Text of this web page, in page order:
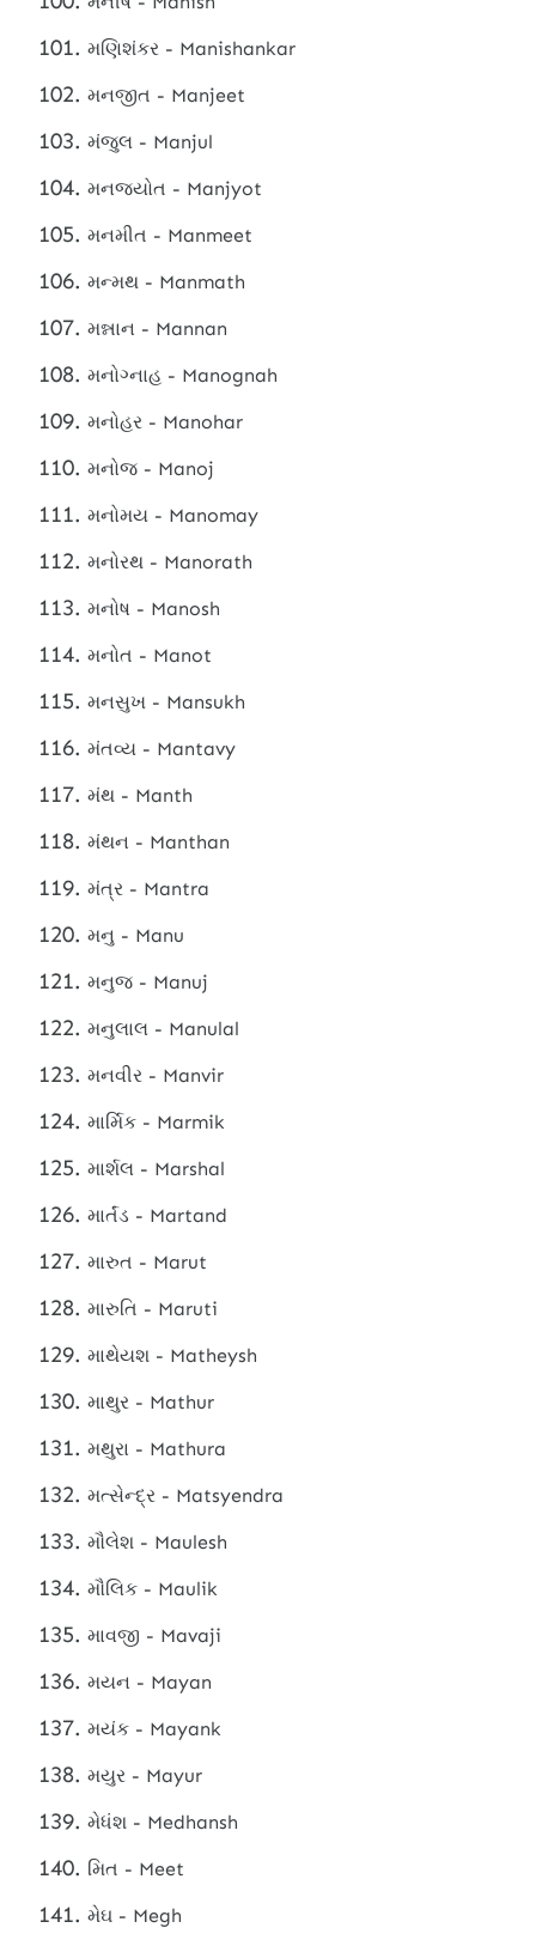
મણિશંકર - Manishankar
મનજીત - Manjeet
મંજુલ - Manjul
મનજ્યોત - Manjyot
મનમીત - Manmeet
મન્મથ - Manmath
મન્નાન - Mannan
મનોગ્નાહ - Manognah
મનોહર - Manohar
મનોજ - Manoj
મનોમય - Manomay
મનોરથ - Manorath
મનોષ - Manosh
મનોત - Manot
મનસુખ - Mansukh
મંતવ્ય - Mantavy
મંથ - Manth
મંથન - Manthan
મંત્ર - Mantra
મનુ - Manu
મનુજ - Manuj
મનુલાલ - Manulal
મનવીર - Manvir
માર્મિક - Marmik
માર્શલ - Marshal
માર્તંડ - Martand
મારુત - Marut
મારુતિ - Maruti
માથેયશ - Matheysh
માથુર - Mathur
મથુરા - Mathura
મત્સેન્દ્ર - Matsyendra
મૌલેશ - Maulesh
મૌલિક - Maulik
માવજી - Mavaji
મયન - Mayan
મયંક - Mayank
મયુર - Mayur
મેધંશ - Medhansh
મિત - Meet
મેઘ - Megh